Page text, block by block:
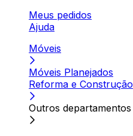
Meus pedidos
Ajuda
Móveis
Móveis Planejados
Reforma e Construção
Outros departamentos